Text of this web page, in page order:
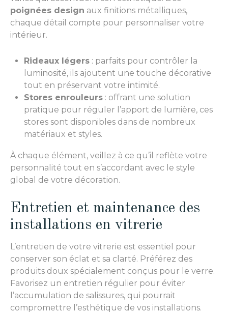
poignées design aux finitions métalliques,
chaque détail compte pour personnaliser votre
intérieur.
Rideaux légers : parfaits pour contrôler la
luminosité, ils ajoutent une touche décorative
tout en préservant votre intimité.
Stores enrouleurs : offrant une solution
pratique pour réguler l’apport de lumière, ces
stores sont disponibles dans de nombreux
matériaux et styles.
À chaque élément, veillez à ce qu’il reflète votre
personnalité tout en s’accordant avec le style
global de votre décoration.
Entretien et maintenance des
installations en vitrerie
L’entretien de votre vitrerie est essentiel pour
conserver son éclat et sa clarté. Préférez des
produits doux spécialement conçus pour le verre.
Favorisez un entretien régulier pour éviter
l’accumulation de salissures, qui pourrait
compromettre l’esthétique de vos installations.